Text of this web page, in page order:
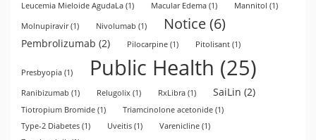
Leucemia Mieloide AgudaLa (1) Macular Edema (1) Mannitol (1)
Molnupiravir(1) Nivolumab (1) Notice(6)
Pembrolizumab (2) Pilocarpine (1) Pitolisant (1)
Presbyopia (1) Public Health (25)
Ranibizumab (1) Relugolix (1) RxLibra (1) SaiLin (2)
Tiotropium Bromide (1) Triamcinolone acetonide (1)
Type-2 Diabetes (1) Uveitis (1) Varenicline (1)